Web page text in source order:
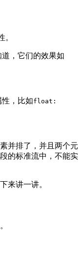
。
，它们的效果如
，比如float:
并排了，并且两个元
的标准流中，不能实
来讲一讲。